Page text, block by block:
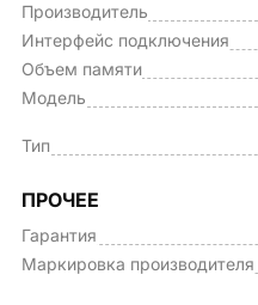
Производитель
Интерфейс подключения
Объем памяти
Модель
Тип
ПРОЧЕЕ
Гарантия
Маркировка производителя